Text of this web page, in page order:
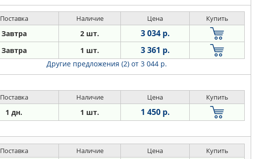
Поставка Наличие Цена Купить
Завтра 2 шт. 3 034 р.
Завтра 1 шт. 3 361 р.
Другие предложения (2) от 3 044 р.
Поставка Наличие Цена Купить
1 дн. 1 шт. 1 450 р.
Поставка Наличие Цена Купить